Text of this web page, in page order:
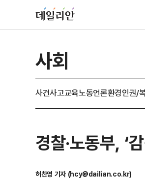
사회
사건사고교육노동언론환경인권/
경찰·노동부, ‘
허찬영 기자 (hcy@dailian.co.kr)